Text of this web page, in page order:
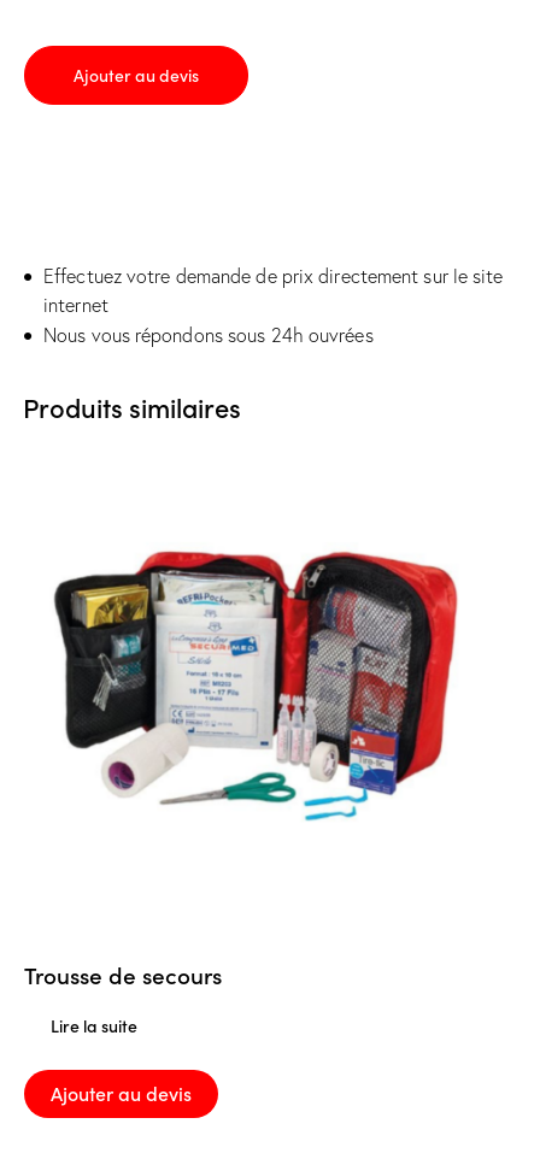
Ajouter au devis
Effectuez votre demande de prix directement sur le site
internet
Nous vous répondons sous 24h ouvrées
Produits similaires
Trousse de secours
Lire la suite
Ajouter au devis